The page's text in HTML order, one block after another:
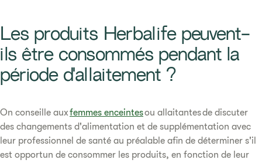
​​Les produits Herbalife peuvent-
ils être consommés pendant la
période d'allaitement ?​
On conseille auxfemmes enceintesou allaitantes de discuter
des changements d'alimentation et de supplémentation avec
leur professionnel de santé au préalable afin de déterminer s'il
est opportun de consommer les produits, en fonction de leur